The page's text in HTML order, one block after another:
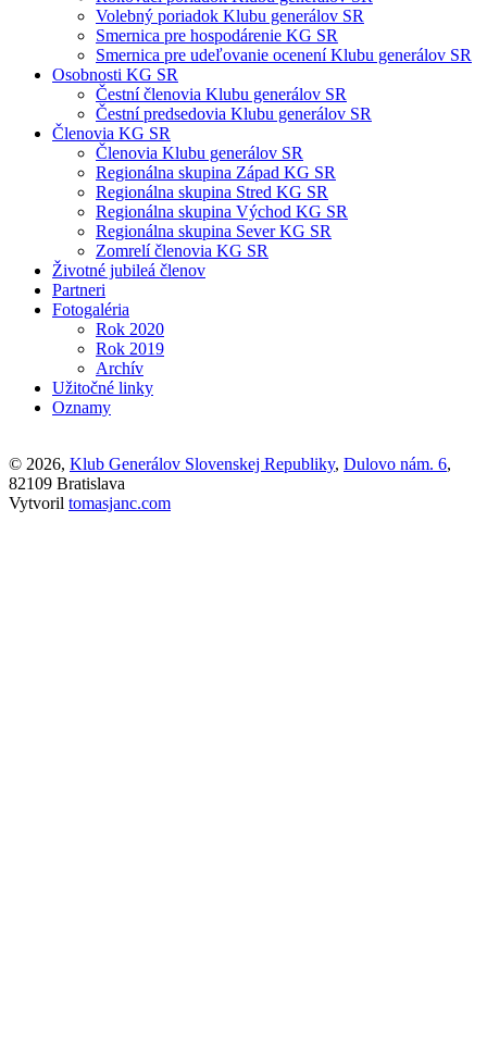
Volebný poriadok Klubu generálov SR
Smernica pre hospodárenie KG SR
Smernica pre udeľovanie ocenení Klubu generálov SR
Osobnosti KG SR
Čestní členovia Klubu generálov SR
Čestní predsedovia Klubu generálov SR
Členovia KG SR
Členovia Klubu generálov SR
Regionálna skupina Západ KG SR
Regionálna skupina Stred KG SR
Regionálna skupina Východ KG SR
Regionálna skupina Sever KG SR
Zomrelí členovia KG SR
Životné jubileá členov
Partneri
Fotogaléria
Rok 2020
Rok 2019
Archív
Užitočné linky
Oznamy
© 2026, Klub Generálov Slovenskej Republiky, Dulovo nám. 6,
82109 Bratislava
Vytvoril tomasjanc.com